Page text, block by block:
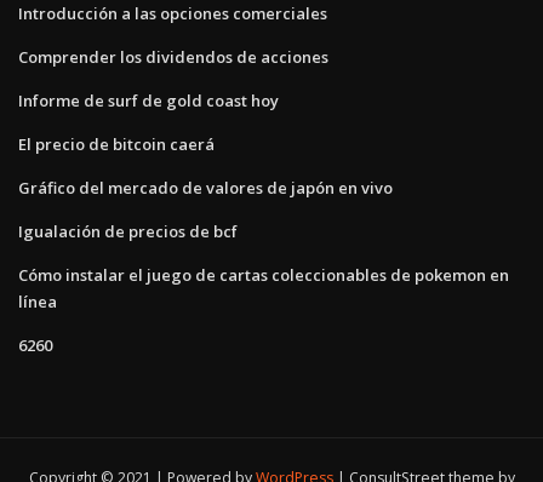
Introducción a las opciones comerciales
Comprender los dividendos de acciones
Informe de surf de gold coast hoy
El precio de bitcoin caerá
Gráfico del mercado de valores de japón en vivo
Igualación de precios de bcf
Cómo instalar el juego de cartas coleccionables de pokemon en
línea
6260